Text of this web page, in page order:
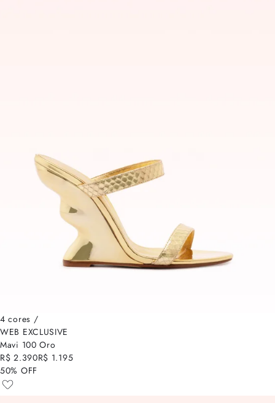
4 cores /
WEB EXCLUSIVE
Mavi 100 Oro
R$ 2.390R$ 1.195
50% OFF